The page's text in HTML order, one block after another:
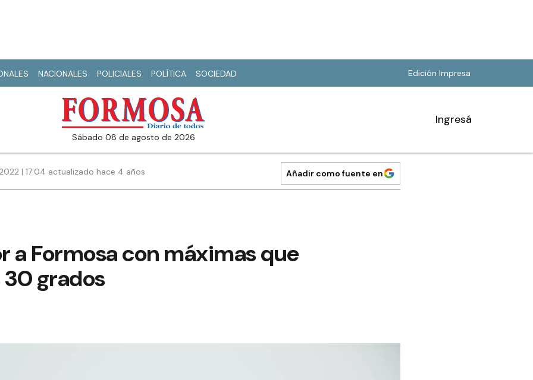
NACIONALES POLICIALES POLÍTICA SOCIEDAD Edición Impresa
sábado 08 de agosto de 2026
Ingresá
| 17:04 actualizado hace 4 años Añadir como fuente en
a Formosa con máximas que
grados